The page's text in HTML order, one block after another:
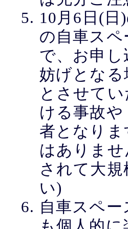
10月6日(
の自車ス
で、お申
妨げとな
とさせて
ける事故
者となり
はありま
されて大
い)
自車スペ